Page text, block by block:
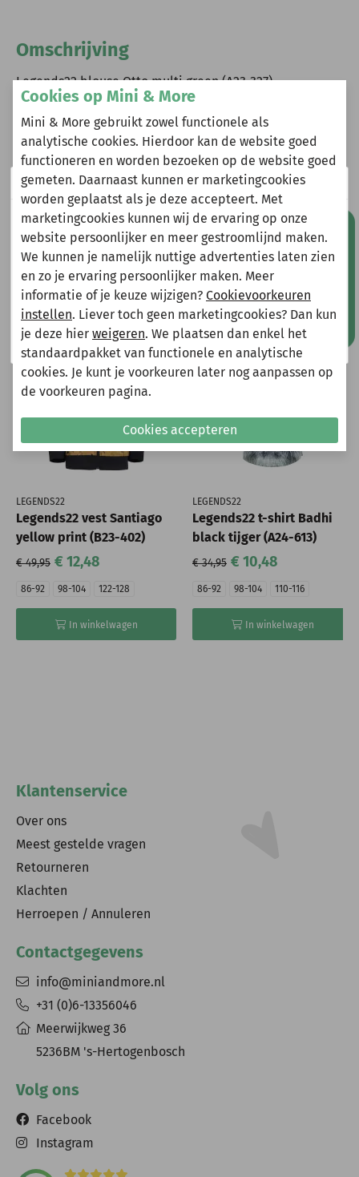
Omschrijving
Legends22 blouse Otto multi green (A23-327)
Heeft u vragen?
Stuur een e-mail
info@miniandmore.nl
Andere bekeken ook
Wellicht ook iets voor jou?
-75%
LEGENDS22
Legends22 vest Santiago
yellow print (B23-402)
€ 49,95 € 12,48
86-92 98-104 122-128
In winkelwagen
-70%
LEGENDS22
Legends22 t-shirt Badhi
black tijger (A24-613)
€ 34,95 € 10,48
86-92 98-104 110-116
In winkelwagen
Klantenservice
Over ons
Meest gestelde vragen
Retourneren
Klachten
Herroepen / Annuleren
Contactgegevens
info@miniandmore.nl
+31 (0)6-13356046
Meerwijkweg 36
5236BM 's-Hertogenbosch
Volg ons
Facebook
Instagram
Mis geen aanbiedingen!
Wij zijn er even tussenuit!
Natuurlijk kun je wel gewoon een bestelling plaatsen
maar deze wordt dan maandag 10 augustus
verzonden.
Gelieve hier rekening mee te houden bij het plaatsen
van je bestelling.
Shop nu!
Cookies op Mini & More
Mini & More gebruikt zowel functionele als
analytische cookies. Hierdoor kan de website goed
functioneren en worden bezoeken op de website goed
gemeten. Daarnaast kunnen er marketingcookies
worden geplaatst als je deze accepteert. Met
marketingcookies kunnen wij de ervaring op onze
website persoonlijker en meer gestroomlijnd maken.
We kunnen je namelijk nuttige advertenties laten zien
en zo je ervaring persoonlijker maken. Meer
informatie of je keuze wijzigen? Cookievoorkeuren
instellen. Liever toch geen marketingcookies? Dan kun
je deze hier weigeren. We plaatsen dan enkel het
standaardpakket van functionele en analytische
cookies. Je kunt je voorkeuren later nog aanpassen op
de voorkeuren pagina.
Cookies accepteren